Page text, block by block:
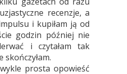
recenzje, a
i kupiłam ją od
godzin później nie
i czytałam tak
skończyłam.
prosta opowieść